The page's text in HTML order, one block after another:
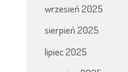
wrzesień 2025
sierpień 2025
lipiec 2025